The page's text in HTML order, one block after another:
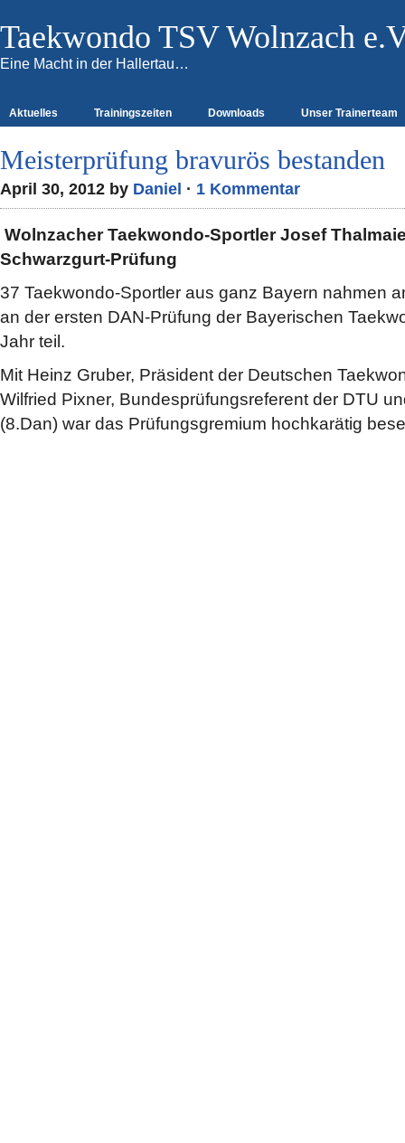
Taekwondo TSV Wolnzach
Eine Macht in der Hallertau…
Aktuelles Trainingszeiten Downloads Unser Trainerteam
Meisterprüfung bravurös bestanden
April 30, 2012 by Daniel · 1 Kommentar
Wolnzacher Taekwondo-Sportler Josef
Schwarzgurt-Prüfung
37 Taekwondo-Sportler aus ganz Bayern nahmen
an der ersten DAN-Prüfung der Bayerischen
Jahr teil.
Mit Heinz Gruber, Präsident der Deutschen
Wilfried Pixner, Bundesprüfungsreferent der DTU
(8.Dan) war das Prüfungsgremium hochkarätig